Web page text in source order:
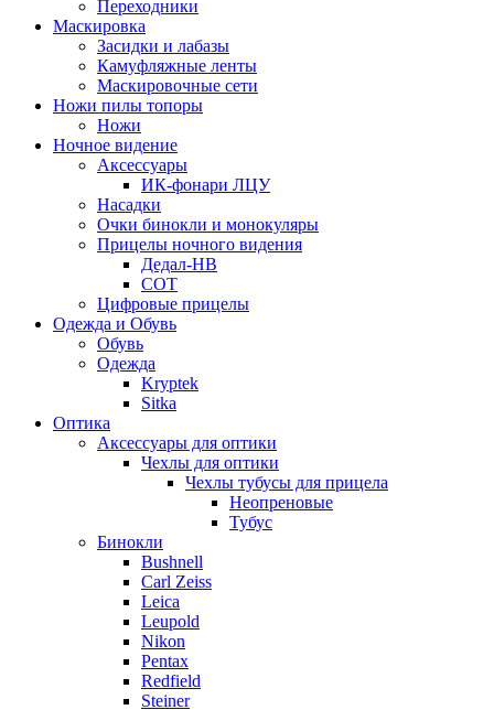
Переходники
Маскировка
Засидки и лабазы
Камуфляжные ленты
Маскировочные сети
Ножи пилы топоры
Ножи
Ночное видение
Аксессуары
ИК-фонари ЛЦУ
Насадки
Очки бинокли и монокуляры
Прицелы ночного видения
Дедал-НВ
СОТ
Цифровые прицелы
Одежда и Обувь
Обувь
Одежда
Kryptek
Sitka
Оптика
Аксессуары для оптики
Чехлы для оптики
Чехлы тубусы для прицела
Неопреновые
Тубус
Бинокли
Bushnell
Carl Zeiss
Leica
Leupold
Nikon
Pentax
Redfield
Steiner